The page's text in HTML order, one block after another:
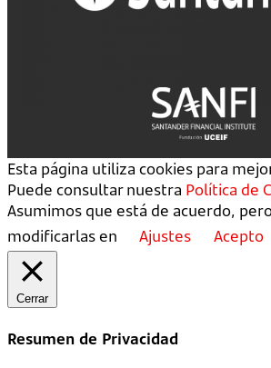
Esta página utiliza cookies para
Puede consultar nuestra Política de
Asumimos que está de acuerdo,
modificarlas en
Ajustes Acepto
Cerrar
Resumen de Privacidad